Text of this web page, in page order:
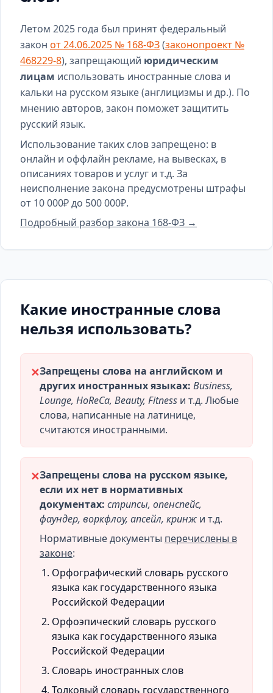
Летом 2025 года был принят федеральный
закон от 24.06.2025 № 168-ФЗ(законопроект №
468229-8), запрещающий юридическим
лицам использовать иностранные слова и
кальки на русском языке (англицизмы и др.). По
мнению авторов, закон поможет защитить
русский язык.
Использование таких слов запрещено: в
онлайн и оффлайн рекламе, на вывесках, в
описаниях товаров и услуг и т.д. За
неисполнение закона предусмотрены штрафы
от 10 000₽ до 500 000₽.
Подробный разбор закона 168-ФЗ →
Какие иностранные слова
нельзя использовать?
✕Запрещены слова на английском и
других иностранных языках: Business,
Lounge, HoReCa, Beauty, Fitness и т.д. Любые
слова, написанные на латинице,
считаются иностранными.
✕Запрещены слова на русском языке,
если их нет в нормативных
документах: стрипсы, опенспейс,
фаундер, воркфлоу, апсейл, кринж и т.д.
Нормативные документы перечислены в
законе:
Орфографический словарь русского
языка как государственного языка
Российской Федерации
Орфоэпический словарь русского
языка как государственного языка
Российской Федерации
Словарь иностранных слов
Толковый словарь государственного